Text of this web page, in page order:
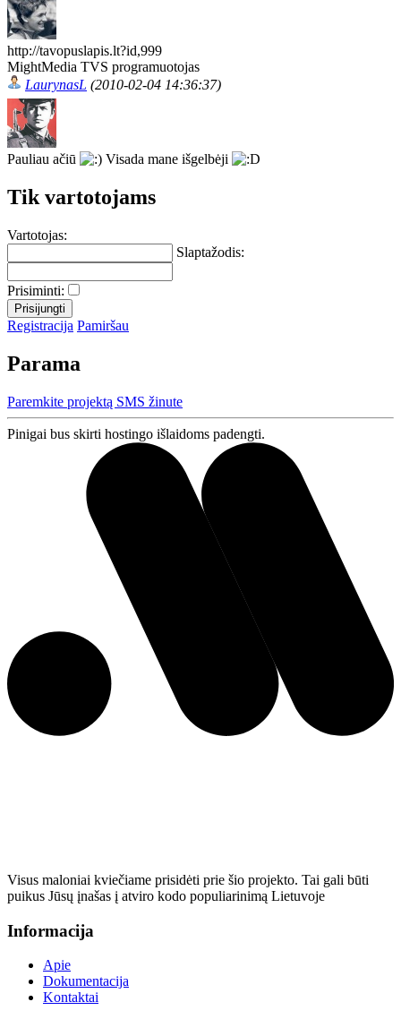
http://tavopuslapis.lt?id,999
MightMedia TVS programuotojas
LaurynasL (2010-02-04 14:36:37)
Pauliau ačiū Visada mane išgelbėji
Tik vartotojams
Vartotojas:
Slaptažodis:
Prisiminti:
Registracija Pamiršau
Parama
Paremkite projektą SMS žinute
Pinigai bus skirti hostingo išlaidoms padengti.
Visus maloniai kviečiame prisidėti prie šio projekto. Tai gali būti
puikus Jūsų įnašas į atviro kodo populiarinimą Lietuvoje
Informacija
Apie
Dokumentacija
Kontaktai